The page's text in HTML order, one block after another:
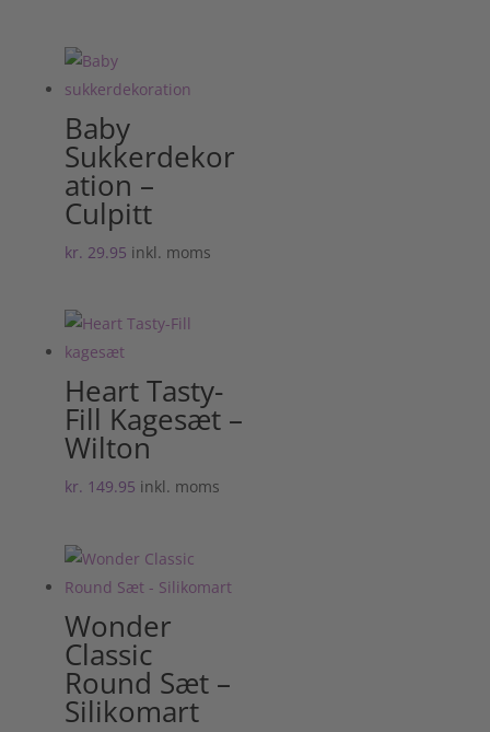
Baby
Sukkerdekor
ation –
Culpitt
kr. 29.95 inkl. moms
Heart Tasty-
Fill Kagesæt –
Wilton
kr. 149.95 inkl. moms
Wonder
Classic
Round Sæt –
Silikomart